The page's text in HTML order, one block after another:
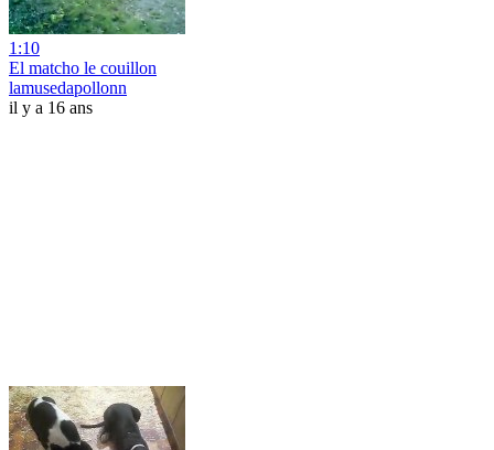
1:10
El matcho le couillon
lamusedapollonn
il y a 16 ans